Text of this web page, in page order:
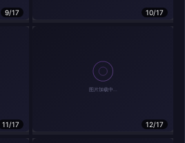
9/17 10/17
11/17 12/17